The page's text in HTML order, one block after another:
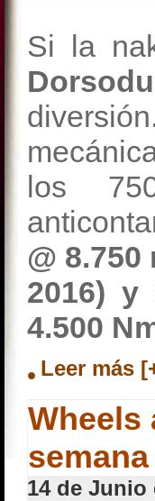
Si la
los
@
2016) y
4.500
Leer más
Wheels
semana
14 de Junio